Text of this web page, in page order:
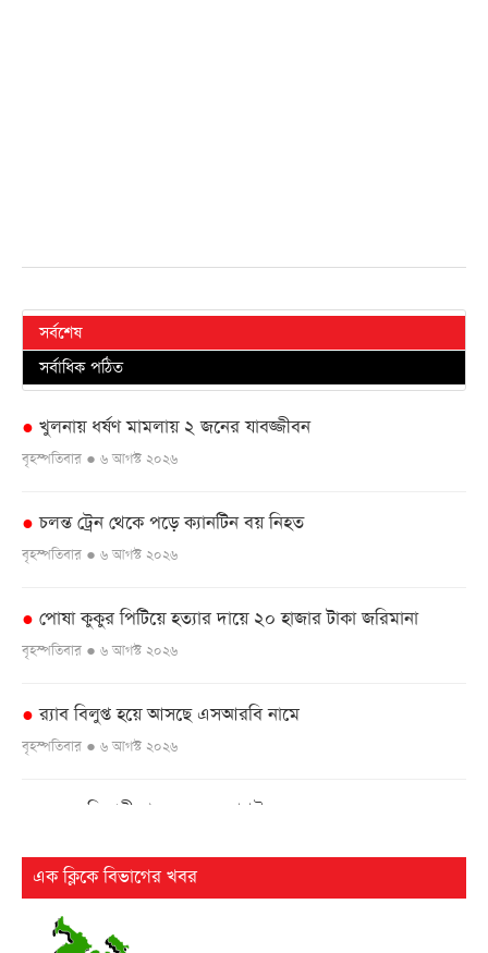
সর্বশেষ
সর্বাধিক পঠিত
● খুলনায় ধর্ষণ মামলায় ২ জনের যাবজ্জীবন
বৃহস্পতিবার ● ৬ আগস্ট ২০২৬
● চলন্ত ট্রেন থেকে পড়ে ক্যানটিন বয় নিহত
বৃহস্পতিবার ● ৬ আগস্ট ২০২৬
● পোষা কুকুর পিটিয়ে হত্যার দায়ে ২০ হাজার টাকা জরিমানা
বৃহস্পতিবার ● ৬ আগস্ট ২০২৬
● র‌্যাব বিলুপ্ত হয়ে আসছে এসআরবি নামে
বৃহস্পতিবার ● ৬ আগস্ট ২০২৬
এসএসসি পরীক্ষার ফল ১০ আগস্ট
২৫ বছর পর ফের আলোচনায় কারিনা-বিপাশার চড়-কাণ্ড
বৃহস্পতিবার ● ৬ আগস্ট ২০২৬
এক ক্লিকে বিভাগের খবর